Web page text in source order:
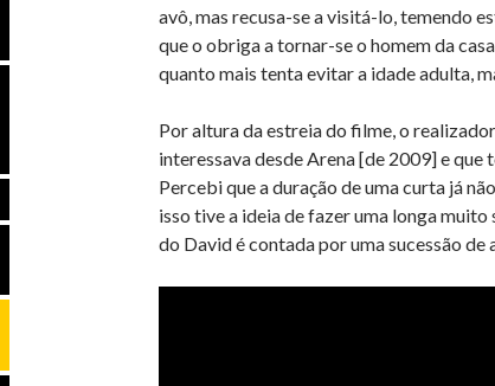
avô, mas recusa-se a visitá-lo, temendo
que o obriga a tornar-se o homem da
quanto mais tenta evitar a idade adulta,
Por altura da estreia do filme, o
interessava desde Arena [de 2009] e
Percebi que a duração de uma curta já
isso tive a ideia de fazer uma longa
do David é contada por uma sucessão